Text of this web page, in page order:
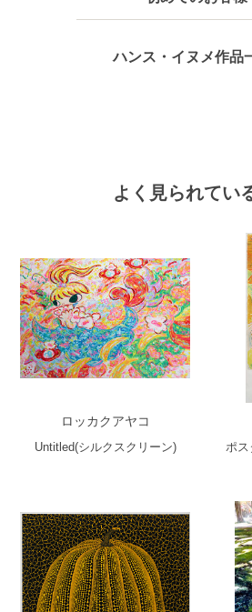
ハンス・イヌメ作品
よく見られてい
ロッカクアヤコ
Untitled(シルクスクリーン) ポ